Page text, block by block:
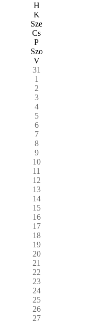
H
K
Sze
Cs
P
Szo
V
31
1
2
3
4
5
6
7
8
9
10
11
12
13
14
15
16
17
18
19
20
21
22
23
24
25
26
27